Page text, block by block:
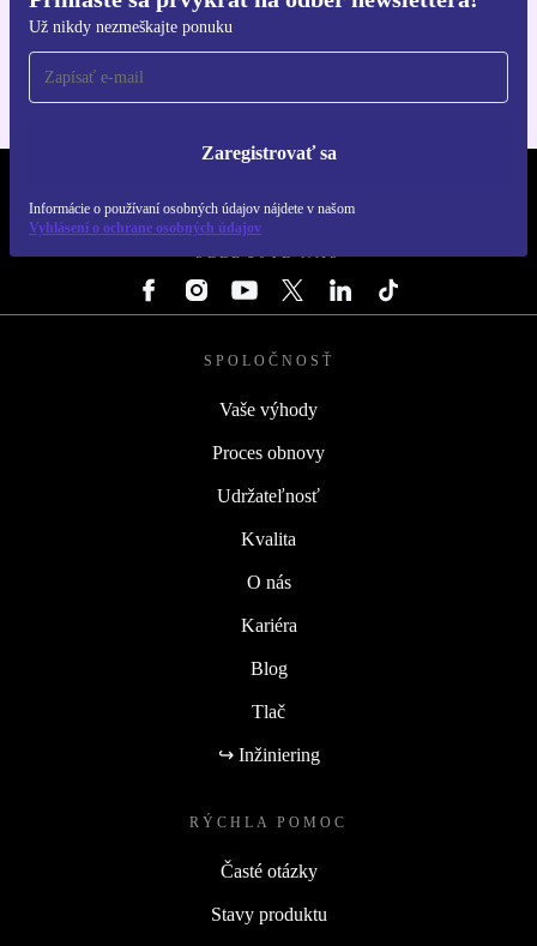
Už nikdy nezmeškajte ponuku
Zaregistrovať sa
Informácie o používaní osobných údajov nájdete v našom
Vyhlásení o ochrane osobných údajov
Získajte aplikáciu refurbed
Pre iOS a Android
SLEDUJTE NÁS
SPOLOČNOSŤ
Vaše výhody
Proces obnovy
Udržateľnosť
Kvalita
O nás
Kariéra
Blog
Tlač
↪ Inžiniering
RÝCHLA POMOC
Časté otázky
Stavy produktu